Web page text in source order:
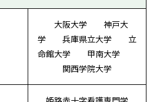
大阪大学 神戸大
学 兵庫県立大学 立
命館大学 甲南大学
関西学院大学